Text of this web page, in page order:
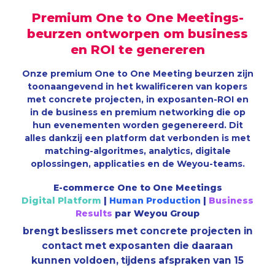
PremiumOne to One Meetings-
beurzen ontworpen om business
en ROI te genereren
Onze premium One to One Meeting beurzen zijn
toonaangevend in het kwalificeren van kopers
met concrete projecten, in exposanten-ROI en
in de business en premium networking die op
hun evenementen worden gegenereerd. Dit
alles dankzij een platform dat verbonden is met
matching-algoritmes, analytics, digitale
oplossingen, applicaties en de Weyou-teams.
E-commerce One to One Meetings
Digital Platform | Human Production | Business
Results par Weyou Group
brengt beslissers met concrete projecten in
contact met exposanten die daaraan
kunnen voldoen, tijdens afspraken van 15